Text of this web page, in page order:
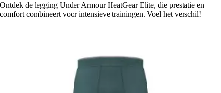
Ontdek de legging Under Armour HeatGear Elite, die prestatie en
comfort combineert voor intensieve trainingen. Voel het verschil!